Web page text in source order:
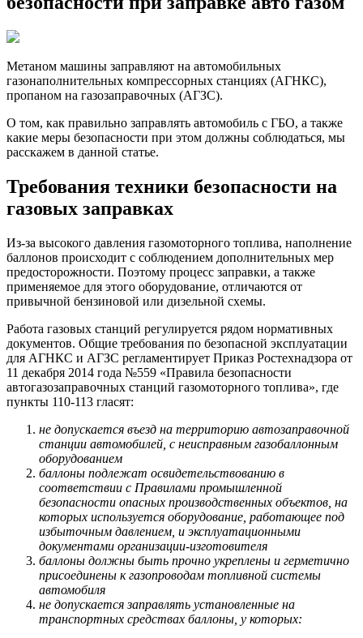
нормы
газом
Метаном машины заправляют на автомобильных
газонаполнительных компрессорных станциях (АГНКС),
пропаном на газозаправочных (АГЗС).
О том, как правильно заправлять автомобиль с ГБО, а также
какие меры безопасности при этом должны соблюдаться, мы
расскажем в данной статье.
Требования техники безопасности на
газовых заправках
Из-за высокого давления газомоторного топлива, наполнение
баллонов происходит с соблюдением дополнительных мер
предосторожности. Поэтому процесс заправки, а также
применяемое для этого оборудование, отличаются от
привычной бензиновой или дизельной схемы.
Работа газовых станций регулируется рядом нормативных
документов. Общие требования по безопасной эксплуатации
для АГНКС и АГЗС регламентирует Приказ Ростехнадзора от
11 декабря 2014 года №559 «Правила безопасности
автогазозаправочных станций газомоторного топлива», где
пункты 110-113 гласят:
не допускается въезд на территорию автозаправочной
станции автомобилей, с неисправным газобаллонным
оборудованием
баллоны подлежат освидетельствованию в
соответствии с Правилами промышленной
безопасности опасных производственных объектов, на
которых используется оборудование, работающее под
избыточным давлением, и эксплуатационными
документами организации-изготовителя
баллоны должны быть прочно укреплены и герметично
присоединены к газопроводам топливной системы
автомобиля
не допускается заправлять установленные на
транспортных средствах баллоны, у которых: